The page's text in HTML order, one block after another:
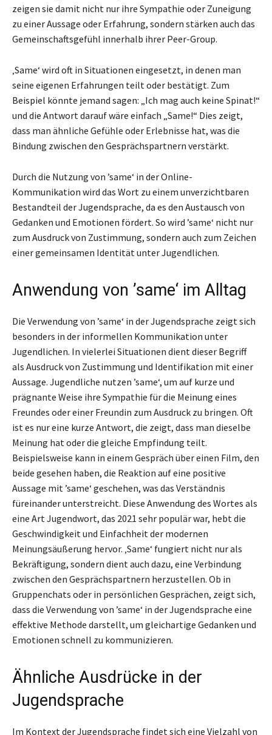
zeigen sie damit nicht nur ihre Sympathie oder Zuneigung
zu einer Aussage oder Erfahrung, sondern stärken auch das
Gemeinschaftsgefühl innerhalb ihrer Peer-Group.
‚Same‘ wird oft in Situationen eingesetzt, in denen man
seine eigenen Erfahrungen teilt oder bestätigt. Zum
Beispiel könnte jemand sagen: „Ich mag auch keine Spinat!“
und die Antwort darauf wäre einfach „Same!“ Dies zeigt,
dass man ähnliche Gefühle oder Erlebnisse hat, was die
Bindung zwischen den Gesprächspartnern verstärkt.
Durch die Nutzung von ’same‘ in der Online-
Kommunikation wird das Wort zu einem unverzichtbaren
Bestandteil der Jugendsprache, da es den Austausch von
Gedanken und Emotionen fördert. So wird ’same‘ nicht nur
zum Ausdruck von Zustimmung, sondern auch zum Zeichen
einer gemeinsamen Identität unter Jugendlichen.
Anwendung von ’same‘ im Alltag
Die Verwendung von ’same‘ in der Jugendsprache zeigt sich
besonders in der informellen Kommunikation unter
Jugendlichen. In vielerlei Situationen dient dieser Begriff
als Ausdruck von Zustimmung und Identifikation mit einer
Aussage. Jugendliche nutzen ’same‘, um auf kurze und
prägnante Weise ihre Sympathie für die Meinung eines
Freundes oder einer Freundin zum Ausdruck zu bringen. Oft
ist es nur eine kurze Antwort, die zeigt, dass man dieselbe
Meinung hat oder die gleiche Empfindung teilt.
Beispielsweise kann in einem Gespräch über einen Film, den
beide gesehen haben, die Reaktion auf eine positive
Aussage mit ’same‘ geschehen, was das Verständnis
füreinander unterstreicht. Diese Anwendung des Wortes als
eine Art Jugendwort, das 2021 sehr populär war, hebt die
Geschwindigkeit und Einfachheit der modernen
Meinungsäußerung hervor. ‚Same‘ fungiert nicht nur als
Bekräftigung, sondern dient auch dazu, eine Verbindung
zwischen den Gesprächspartnern herzustellen. Ob in
Gruppenchats oder in persönlichen Gesprächen, zeigt sich,
dass die Verwendung von ’same‘ in der Jugendsprache eine
effektive Methode darstellt, um gleichartige Gedanken und
Emotionen schnell zu kommunizieren.
Ähnliche Ausdrücke in der
Jugendsprache
Im Kontext der Jugendsprache findet sich eine Vielzahl von